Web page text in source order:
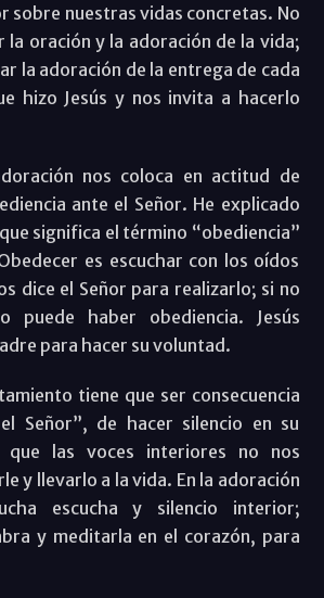
sobre nuestras vidas concretas. No
la oración y la adoración de la vida;
la adoración de la entrega de cada
hizo Jesús y nos invita a hacerlo
nos coloca en actitud de
ante el Señor. He explicado
significa el término “obediencia”
es escuchar con los oídos
dice el Señor para realizarlo; si no
puede haber obediencia. Jesús
para hacer su voluntad.
tiene que ser consecuencia
Señor”, de hacer silencio en su
que las voces interiores no nos
y llevarlo a la vida. En la adoración
escucha y silencio interior;
y meditarla en el corazón, para